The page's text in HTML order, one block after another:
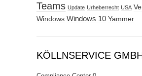
Teams Update Urheberrecht USA
Windows Windows 10 Yammer
KÖLLNSERVICE